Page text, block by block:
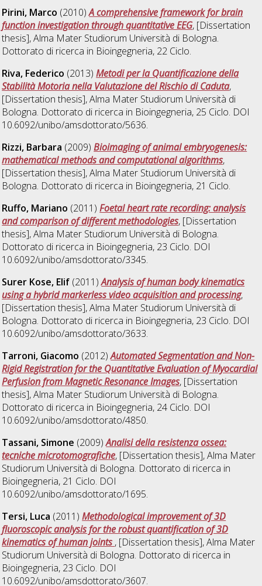
Pirini, Marco (2010)A comprehensive framework for brain
function investigation through quantitative EEG, [Dissertation
thesis], Alma Mater Studiorum Università di Bologna.
Dottorato di ricerca in Bioingegneria, 22 Ciclo.
Riva, Federico (2013)Metodi per la Quantificazione della
Stabilità Motoria nella Valutazione del Rischio di Caduta,
[Dissertation thesis], Alma Mater Studiorum Università di
Bologna. Dottorato di ricerca in Bioingegneria, 25 Ciclo. DOI
10.6092/unibo/amsdottorato/5636.
Rizzi, Barbara (2009)Bioimaging of animal embryogenesis:
mathematical methods and computational algorithms,
[Dissertation thesis], Alma Mater Studiorum Università di
Bologna. Dottorato di ricerca in Bioingegneria, 21 Ciclo.
Ruffo, Mariano (2011)Foetal heart rate recording: analysis
and comparison of different methodologies, [Dissertation
thesis], Alma Mater Studiorum Università di Bologna.
Dottorato di ricerca in Bioingegneria, 23 Ciclo. DOI
10.6092/unibo/amsdottorato/3345.
Surer Kose, Elif (2011)Analysis of human body kinematics
using a hybrid markerless video acquisition and processing,
[Dissertation thesis], Alma Mater Studiorum Università di
Bologna. Dottorato di ricerca in Bioingegneria, 23 Ciclo. DOI
10.6092/unibo/amsdottorato/3633.
Tarroni, Giacomo (2012)Automated Segmentation and Non-
Rigid Registration for the Quantitative Evaluation of Myocardial
Perfusion from Magnetic Resonance Images, [Dissertation
thesis], Alma Mater Studiorum Università di Bologna.
Dottorato di ricerca in Bioingegneria, 24 Ciclo. DOI
10.6092/unibo/amsdottorato/4850.
Tassani, Simone (2009)Analisi della resistenza ossea:
tecniche microtomografiche, [Dissertation thesis], Alma Mater
Studiorum Università di Bologna. Dottorato di ricerca in
Bioingegneria, 21 Ciclo. DOI
10.6092/unibo/amsdottorato/1695.
Tersi, Luca (2011)Methodological improvement of 3D
fluoroscopic analysis for the robust quantification of 3D
kinematics of human joints , [Dissertation thesis], Alma Mater
Studiorum Università di Bologna. Dottorato di ricerca in
Bioingegneria, 23 Ciclo. DOI
10.6092/unibo/amsdottorato/3607.